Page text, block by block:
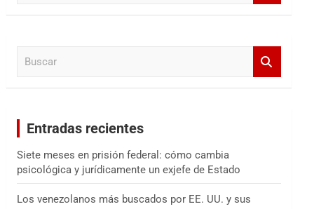
Entradas recientes
Siete meses en prisión federal: cómo cambia
psicológica y jurídicamente un exjefe de Estado
Los venezolanos más buscados por EE. UU. y sus